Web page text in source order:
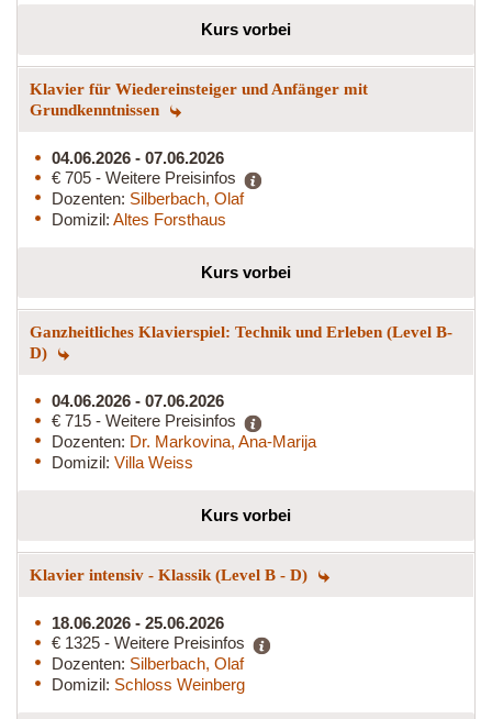
Kurs vorbei
Klavier für Wiedereinsteiger und Anfänger mit
Grundkenntnissen
04.06.2026 - 07.06.2026
€ 705 - Weitere Preisinfos
Dozenten: Silberbach, Olaf
Domizil: Altes Forsthaus
Kurs vorbei
Ganzheitliches Klavierspiel: Technik und Erleben (Level B-
D)
04.06.2026 - 07.06.2026
€ 715 - Weitere Preisinfos
Dozenten: Dr. Markovina, Ana-Marija
Domizil: Villa Weiss
Kurs vorbei
Klavier intensiv - Klassik (Level B - D)
18.06.2026 - 25.06.2026
€ 1325 - Weitere Preisinfos
Dozenten: Silberbach, Olaf
Domizil: Schloss Weinberg